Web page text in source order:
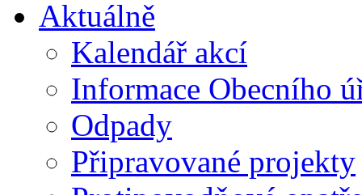
Aktuálně
Kalendář akcí
Informace Obecního
Odpady
Připravované projekty